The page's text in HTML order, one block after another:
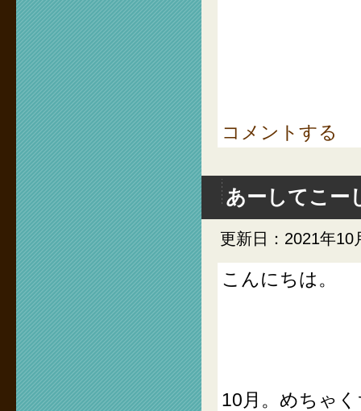
コメントする
あーしてこー
更新日：2021年10
こんにちは。
10月。めちゃ